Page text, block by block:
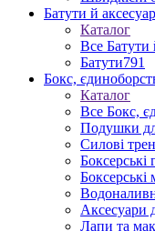
Батути й
Каталог
Все Батути
Батути791
Бокс,
Каталог
Все Бокс,
Подушки
Силові
Боксерські
Боксерські
Аксесуари
Лапи та